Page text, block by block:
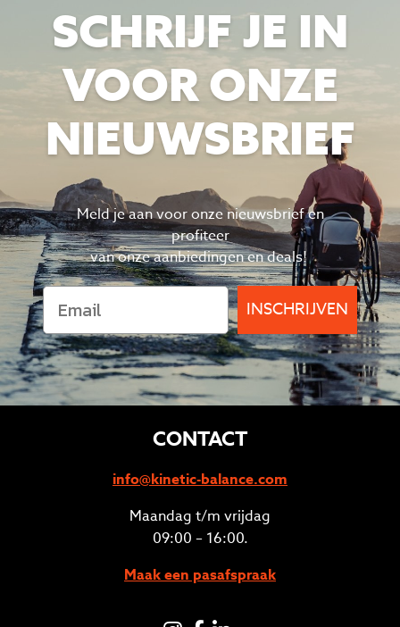
SCHRIJF JE IN
VOOR ONZE
NIEUWSBRIEF
Meld je aan voor onze nieuwsbrief en
profiteer
vanonze aanbiedingen en deals!
INSCHRIJVEN
CONTACT
info@kinetic-balance.com
Maandag t/m vrijdag
09:00 – 16:00.
Maak een pasafspraak